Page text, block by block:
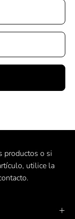
izquierdo
productos o si
utilice la